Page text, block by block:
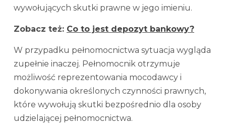
wywołujących skutki prawne w jego imieniu.
Zobacz też: Co to jest depozyt bankowy?
W przypadku pełnomocnictwa sytuacja wygląda
zupełnie inaczej. Pełnomocnik otrzymuje
możliwość reprezentowania mocodawcy i
dokonywania określonych czynności prawnych,
które wywołują skutki bezpośrednio dla osoby
udzielającej pełnomocnictwa.